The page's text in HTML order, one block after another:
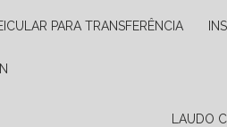
PARA TRANSFERÊNCIA
LAUDO